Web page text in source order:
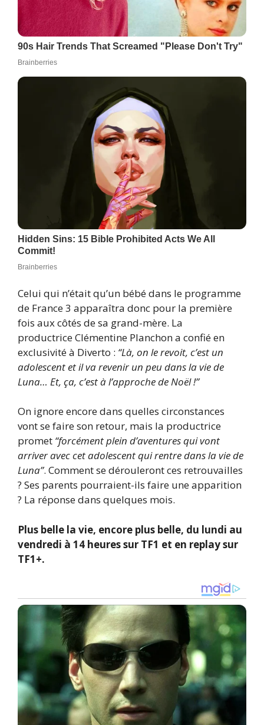
Celui qui n’était qu’un bébé dans le programme
de France 3 apparaîtra donc pour la première
fois aux côtés de sa grand-mère. La
productrice Clémentine Planchon a confié en
exclusivité à Diverto : “Là, on le revoit, c’est un
adolescent et il va revenir un peu dans la vie de
Luna… Et, ça, c’est à l’approche de Noël !”
On ignore encore dans quelles circonstances
vont se faire son retour, mais la productrice
promet “forcément plein d’aventures qui vont
arriver avec cet adolescent qui rentre dans la vie de
Luna”. Comment se dérouleront ces retrouvailles
? Ses parents pourraient-ils faire une apparition
? La réponse dans quelques mois.
Plus belle la vie, encore plus belle, du lundi au
vendredi à 14 heures sur TF1 et en replay sur
TF1+.